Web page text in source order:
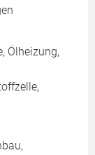
Ölheizung,